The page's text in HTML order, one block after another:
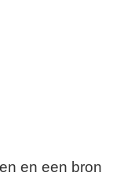
en een bron